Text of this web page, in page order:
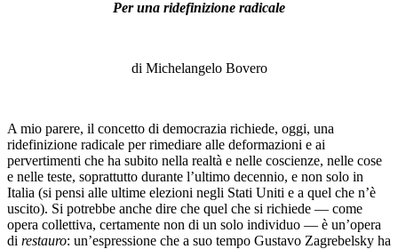
Per una ridefinizione radicale
di Michelangelo Bovero
A mio parere, il concetto di democrazia richiede, oggi, una
ridefinizione radicale per rimediare alle deformazioni e ai
pervertimenti che ha subito nella realtà e nelle coscienze, nelle cose
e nelle teste, soprattutto durante l’ultimo decennio, e non solo in
Italia (si pensi alle ultime elezioni negli Stati Uniti e a quel che n’è
uscito). Si potrebbe anche dire che quel che si richiede — come
opera collettiva, certamente non di un solo individuo — è un’opera
di restauro: un’espressione che a suo tempo Gustavo Zagrebelsky ha